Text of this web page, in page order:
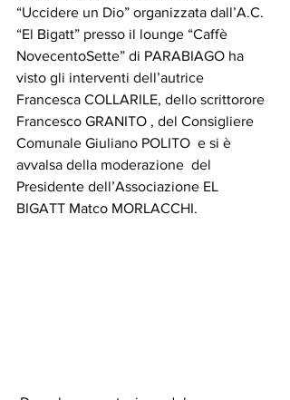
“Uccidere un Dio” organizzata dall’A.C.
“El Bigatt” presso il lounge “Caffè
NovecentoSette” di PARABIAGO ha
visto gli interventi dell’autrice
Francesca COLLARILE, dello scrittorore
Francesco GRANITO , del Consigliere
Comunale Giuliano POLITO  e si è
avvalsa della moderazione  del
Presidente dell’Associazione EL
BIGATT Matco MORLACCHI.